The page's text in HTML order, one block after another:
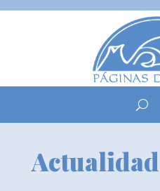
Actualidad